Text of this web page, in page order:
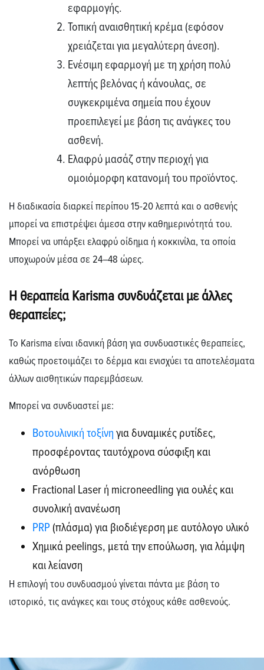
εφαρμογής.
Τοπική αναισθητική κρέμα (εφόσον
χρειάζεται για μεγαλύτερη άνεση).
Ενέσιμη εφαρμογή με τη χρήση πολύ
λεπτής βελόνας ή κάνουλας, σε
συγκεκριμένα σημεία που έχουν
προεπιλεγεί με βάση τις ανάγκες του
ασθενή.
Ελαφρύ μασάζ στην περιοχή για
ομοιόμορφη κατανομή του προϊόντος.
Η διαδικασία διαρκεί περίπου15-20 λεπτά και ο ασθενής
μπορεί να επιστρέψει άμεσα στην καθημερινότητά του.
Μπορεί να υπάρξει ελαφρύ οίδημα ή κοκκινίλα, τα οποία
υποχωρούν μέσα σε 24–48 ώρες.
H θεραπεία Karisma συνδυάζεται με άλλες
θεραπείες;
Το Karisma είναι ιδανική βάση για συνδυαστικές θεραπείες,
καθώς προετοιμάζει το δέρμα και ενισχύει τα αποτελέσματα
άλλων αισθητικών παρεμβάσεων.
Μπορεί να συνδυαστεί με:
Βοτουλινική τοξίνη για δυναμικές ρυτίδες,
προσφέροντας ταυτόχρονα σύσφιξη και
ανόρθωση
Fractional Laser ή microneedling για ουλές και
συνολική ανανέωση
PRP (πλάσμα) για βιοδιέγερση με αυτόλογο υλικό
Χημικά peelings, μετά την επούλωση, για λάμψη
και λείανση
Η επιλογή του συνδυασμού γίνεται πάντα με βάση το
ιστορικό, τις ανάγκες και τους στόχους κάθε ασθενούς.